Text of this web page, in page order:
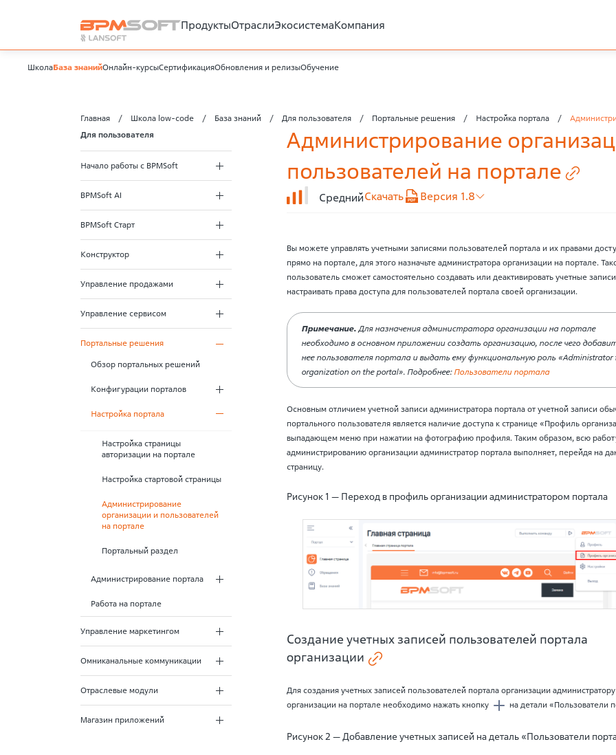
ПродуктыОтраслиЭкосистемаКомпания
ШколаБаза знанийОнлайн-курсыСертификацияОбновления и релизыОбучение
Главная Школа low-code База знаний Для пользователя Портальные решения Настройка портала
Для пользователя
Начало работы с BPMSoft
BPMSoft AI
BPMSoft Старт
Конструктор
Управление продажами
Управление сервисом
Портальные решения
Обзор портальных решений
Конфигурации порталов
Настройка портала
Настройка страницы
авторизации на портале
Настройка стартовой страницы
Администрирование
организации и пользователей
на портале
Портальный раздел
Администрирование портала
Работа на портале
Управление маркетингом
Омниканальные коммуникации
Отраслевые модули
Магазин приложений
Администрирование
пользователей на портале
СреднийСкачать Версия 1.8
Вы можете управлять учетными записями пользователей портала и их правами
прямо на портале, для этого назначьте администратора организации на портале.
пользователь сможет самостоятельно создавать или деактивировать учетные
настраивать права доступа для пользователей портала своей организации.
Примечание.Для назначения администратора организации на портале
необходимо в основном приложении создать организацию, после чего
нее пользователя портала и выдать ему функциональную роль «Administrator
organization on the portal». Подробнее:Пользователи портала
Основным отличием учетной записи администратора портала от учетной записи
портального пользователя является наличие доступа к странице «Профиль
выпадающем меню при нажатии на фотографию профиля. Таким образом, всю
администрированию организации администратор портала выполняет, перейдя на
страницу.
Рисунок 1 — Переход в профиль организации администратором портала
Создание учетных записей пользователей портала
организации
Для создания учетных записей пользователей портала организации администратору
организации на портале необходимо нажать кнопку
на детали «Пользователи
Рисунок 2 — Добавление учетных записей на деталь «Пользователи